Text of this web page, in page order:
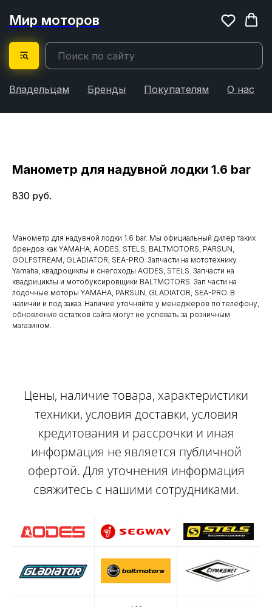
Мир моторов
Владельцам Бренды Покупателям О нас
Манометр для надувной лодки 1.6 bar
830 руб.
Манометр для надувной лодки 1.6 bar. Мы официальный дилер таких
брендов как YAMAHA, AODES, STELS, BALTMOTORS, PARSUN,
GOLFSTREAM, GLADIATOR, SEA-PRO. Запчасти на мототехнику
Yamaha, квадроциклы и снегоходы AODES, STELS. Запчасти на
квадрициклы и мотобуксировщики BALTMOTORS. Зап части на
лодочные моторы YAMAHA, PARSUN, GLADIATOR, SEA-PRO. В
наличии и под заказ. Наличие уточняйте у менеджеров по телефону,
обновление остатков сайта могут не успевать за розничным
магазином.
Цены, наличие товара, характеристики
техники, условия доставки, условия
кредитования и рассрочки и иная
информация не является публичной
офертой. Для уточнения информация
свяжитесь с нашими сотрудниками.